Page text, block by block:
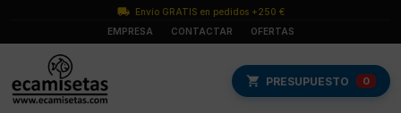
Envío GRATIS en pedidos +250 €
EMPRESA
CONTACTAR OFERTAS
PRESUPUESTO 0